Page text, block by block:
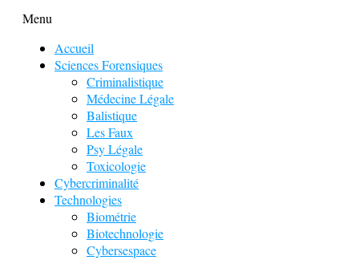
Menu
Accueil
Sciences Forensiques
Criminalistique
Médecine Légale
Balistique
Les Faux
Psy Légale
Toxicologie
Cybercriminalité
Technologies
Biométrie
Biotechnologie
Cybersespace